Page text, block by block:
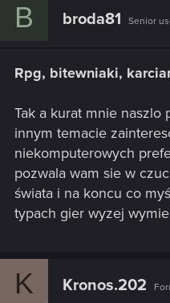
B broda81 Senior
Rpg, bitewniaki,
Tak a kurat mnie naszlo
innym temacie
niekomputerowych
pozwala wam sie w
świata i na koncu co
typach gier wyzej
K Kronos.202